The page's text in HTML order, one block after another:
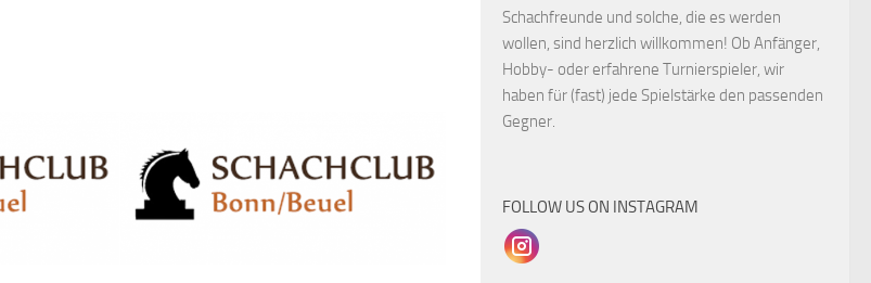
Schachfreunde und solche, die es werden
wollen, sind herzlich willkommen! Ob Anfänger,
Hobby- oder erfahrene Turnierspieler, wir
haben für (fast) jede Spielstärke den passenden
Gegner.
FOLLOW US ON INSTAGRAM